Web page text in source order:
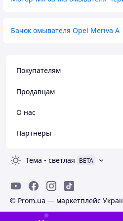
Бачок омывателя Opel Meriva A
Покупателям
Продавцам
О нас
Партнеры
Тема - светлая BETA
© Prom.ua — маркетплейс